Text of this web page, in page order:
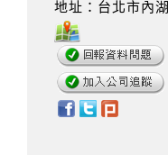
地址：台北市內